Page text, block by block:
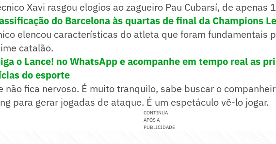
Xavi rasgou elogios ao zagueiro Pau Cubarsí, de apenas
do Barcelona às quartas de final da Champions
elencou características do atleta que foram fundamentais
catalão.
o Lance! no WhatsApp e acompanhe em tempo real as
do esporte
não fica nervoso. É muito tranquilo, sabe buscar o
para gerar jogadas de ataque. É um espetáculo vê-lo jogar.
CONTINUA
APÓS A
PUBLICIDADE